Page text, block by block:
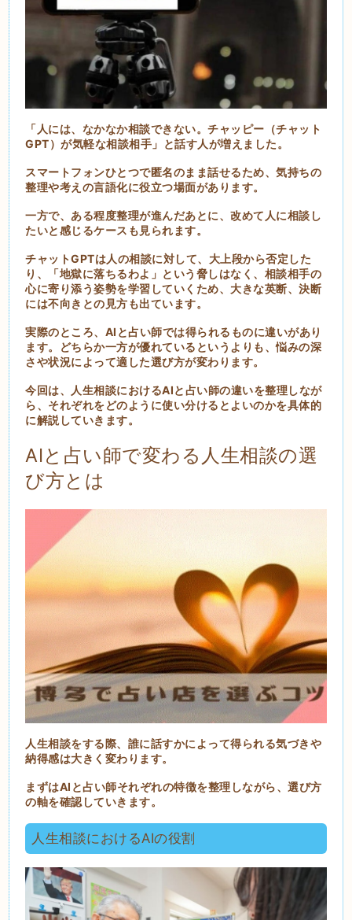
「人には、なかなか相談できない。チャッピー（チャット
GPT）が気軽な相談相手」と話す人が増えました。
スマートフォンひとつで匿名のまま話せるため、気持ちの
整理や考えの言語化に役立つ場面があります。
一方で、ある程度整理が進んだあとに、改めて人に相談し
たいと感じるケースも見られます。
チャットGPTは人の相談に対して、大上段から否定した
り、「地獄に落ちるわよ」という脅しはなく、相談相手の
心に寄り添う姿勢を学習していくため、大きな英断、決断
には不向きとの見方も出ています。
実際のところ、AIと占い師では得られるものに違いがあり
ます。どちらか一方が優れているというよりも、悩みの深
さや状況によって適した選び方が変わります。
今回は、人生相談におけるAIと占い師の違いを整理しなが
ら、それぞれをどのように使い分けるとよいのかを具体的
に解説していきます。
AIと占い師で変わる人生相談の選
び方とは
人生相談をする際、誰に話すかによって得られる気づきや
納得感は大きく変わります。
まずはAIと占い師それぞれの特徴を整理しながら、選び方
の軸を確認していきます。
人生相談におけるAIの役割